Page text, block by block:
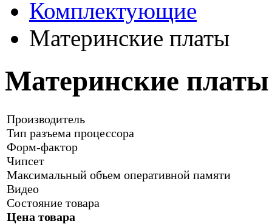
Комплектующие
Материнские платы
Материнские платы
Производитель
Тип разъема процессора
Форм-фактор
Чипсет
Maксимальный объем оперативной памяти
Видео
Состояние товара
Цена товара